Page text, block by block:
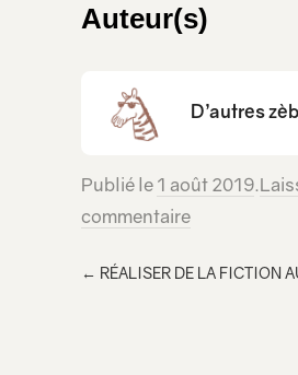
Auteur(s)
D’autres
Publié le 1 août 2019.
commentaire
← RÉALISER DE LA FICTION